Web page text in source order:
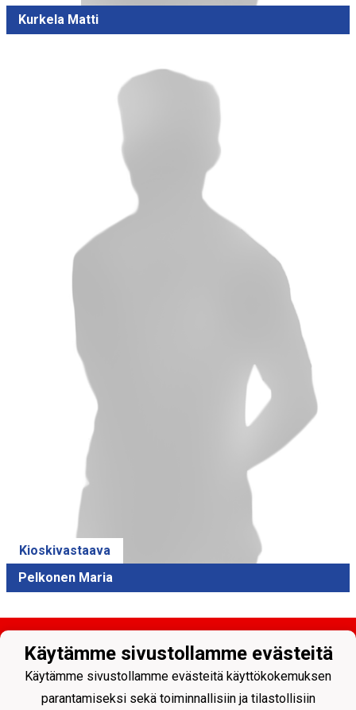
Kurkela Matti
Kioskivastaava
Pelkonen Maria
Käytämme sivustollamme evästeitä
Käytämme sivustollamme evästeitä käyttökokemuksen
parantamiseksi sekä toiminnallisiin ja tilastollisiin